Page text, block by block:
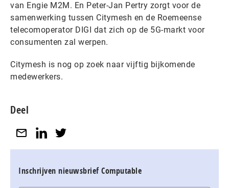
van Engie M2M. En Peter-Jan Pertry zorgt voor de
samenwerking tussen Citymesh en de Roemeense
telecomoperator DIGI dat zich op de 5G-markt voor
consumenten zal werpen.
Citymesh is nog op zoek naar vijftig bijkomende
medewerkers.
Deel
Inschrijven nieuwsbrief Computable